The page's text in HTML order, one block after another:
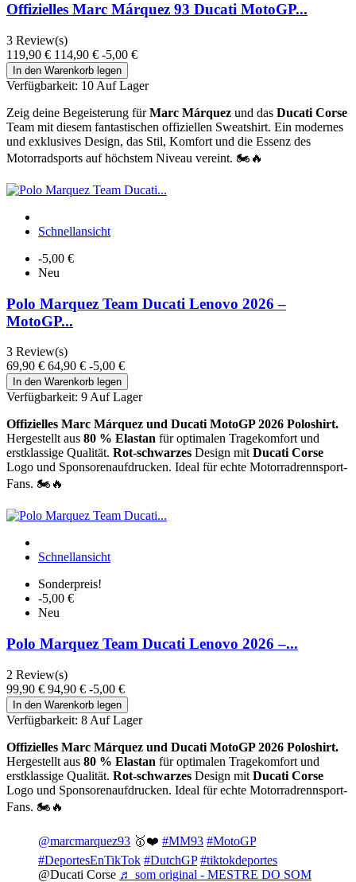
Offizielles Marc Márquez 93 Ducati MotoGP...
3 Review(s)
119,90 € 114,90 € -5,00 €
In den Warenkorb legen
Verfügbarkeit: 10 Auf Lager
Zeig deine Begeisterung fürMarc Márquez und das Ducati Corse
Team mit diesem fantastischen offiziellen Sweatshirt. Ein modernes
und exklusives Design, das Stil, Komfort und die Essenz des
Motorradsports auf höchstem Niveau vereint. 🏍️🔥
Schnellansicht
-5,00 €
Neu
Polo Marquez Team Ducati Lenovo 2026 –
MotoGP...
3 Review(s)
69,90 € 64,90 € -5,00 €
In den Warenkorb legen
Verfügbarkeit: 9 Auf Lager
Offizielles Marc Márquez und Ducati MotoGP 2026 Poloshirt.
Hergestellt aus 80 % Elastan für optimalen Tragekomfort und
erstklassige Qualität. Rot-schwarzes Design mit Ducati Corse
Logo und Sponsorenaufdrucken. Ideal für echte Motorradrennsport-
Fans. 🏍️🔥
Schnellansicht
Sonderpreis!
-5,00 €
Neu
Polo Marquez Team Ducati Lenovo 2026 –...
2 Review(s)
99,90 € 94,90 € -5,00 €
In den Warenkorb legen
Verfügbarkeit: 8 Auf Lager
Offizielles Marc Márquez und Ducati MotoGP 2026 Poloshirt.
Hergestellt aus 80 % Elastan für optimalen Tragekomfort und
erstklassige Qualität. Rot-schwarzes Design mit Ducati Corse
Logo und Sponsorenaufdrucken. Ideal für echte Motorradrennsport-
Fans. 🏍️🔥
@marcmarquez93 🥇❤️ #MM93 #MotoGP
#DeportesEnTikTok #DutchGP #tiktokdeportes
@Ducati Corse ♬ som original - MESTRE DO SOM